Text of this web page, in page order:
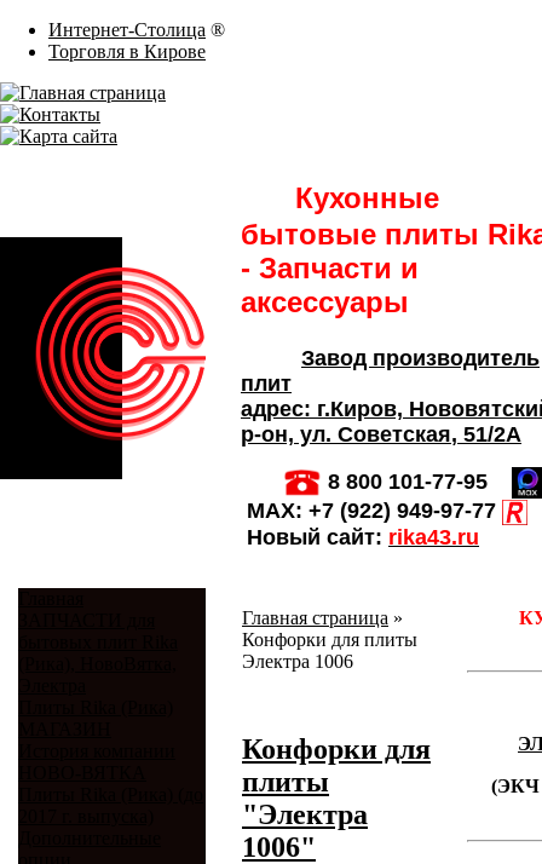
Интернет-Столица ®
Торговля в Кирове
Кухонные
бытовые плиты
- Запчасти и
аксессуары
Завод производитель
плит
адрес: г.Киров,
р-он, ул. Советская, 51/2А
8 800 101-77-95
MAX: +7 (922) 949-97-77
Новый сайт: rika43.ru
Главная страница »
Конфорки для плиты
Электра 1006
Конфорки для
плиты
"Электра
1006"
(ЭКЧ